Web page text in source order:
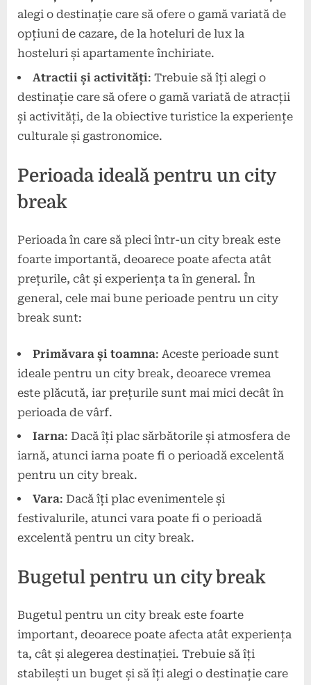
alegi o destinație care să ofere o gamă variată de
opțiuni de cazare, de la hoteluri de lux la
hosteluri și apartamente închiriate.
Atractii și activități: Trebuie să îți alegi o
destinație care să ofere o gamă variată de atracții
și activități, de la obiective turistice la experiențe
culturale și gastronomice.
Perioada ideală pentru un city
break
Perioada în care să pleci într-un city break este
foarte importantă, deoarece poate afecta atât
prețurile, cât și experiența ta în general. În
general, cele mai bune perioade pentru un city
break sunt:
Primăvara și toamna: Aceste perioade sunt
ideale pentru un city break, deoarece vremea
este plăcută, iar prețurile sunt mai mici decât în
perioada de vârf.
Iarna: Dacă îți plac sărbătorile și atmosfera de
iarnă, atunci iarna poate fi o perioadă excelentă
pentru un city break.
Vara: Dacă îți plac evenimentele și
festivalurile, atunci vara poate fi o perioadă
excelentă pentru un city break.
Bugetul pentru un city break
Bugetul pentru un city break este foarte
important, deoarece poate afecta atât experiența
ta, cât și alegerea destinației. Trebuie să îți
stabilești un buget și să îți alegi o destinație care